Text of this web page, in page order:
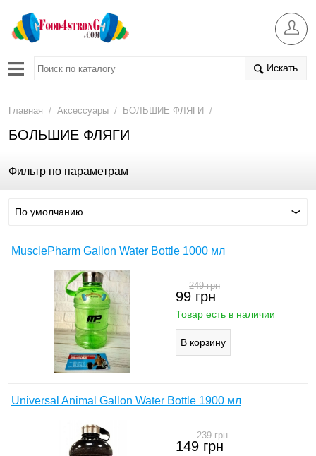
Искать
Главная / Аксессуары / БОЛЬШИЕ ФЛЯГИ /
БОЛЬШИЕ ФЛЯГИ
Фильтр по параметрам
По умолчанию
MusclePharm Gallon Water Bottle 1000 мл
99 грн
249грн
Товар есть в наличии
Universal Animal Gallon Water Bottle 1900 мл
149 грн
239грн